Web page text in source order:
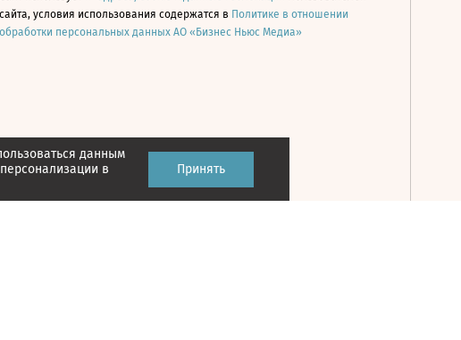
данным
в
Принять
сайта, условия использования содержатся в Политике в отношении
обработки персональных данных АО «Бизнес Ньюс Медиа»